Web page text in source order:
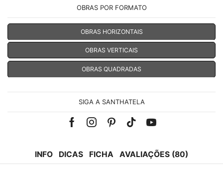
OBRAS POR FORMATO
OBRAS HORIZONTAIS
OBRAS VERTICAIS
OBRAS QUADRADAS
SIGA A SANTHATELA
FacebookInstagramPinterest
Tik-Youtube
INFO DICAS FICHA AVALIAÇÕES (80)